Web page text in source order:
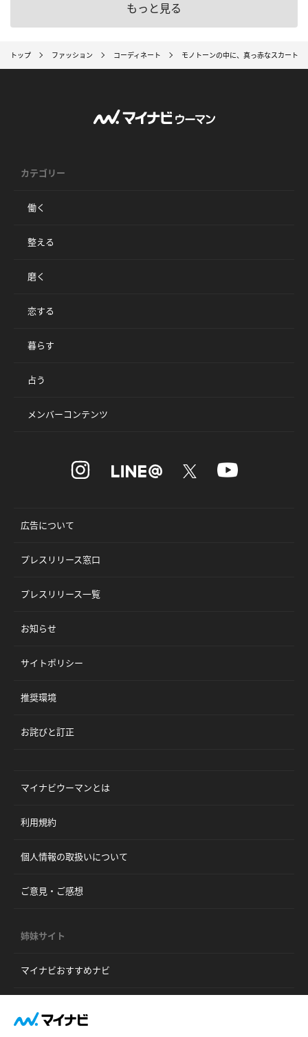
もっと見る
トップ ファッション コーディネート モノトーンの中に、真っ赤なスカート
カテゴリー
働く
整える
磨く
恋する
暮らす
占う
メンバーコンテンツ
広告について
プレスリリース窓口
プレスリリース一覧
お知らせ
サイトポリシー
推奨環境
お詫びと訂正
マイナビウーマンとは
利用規約
個人情報の取扱いについて
ご意見・ご感想
姉妹サイト
マイナビおすすめナビ